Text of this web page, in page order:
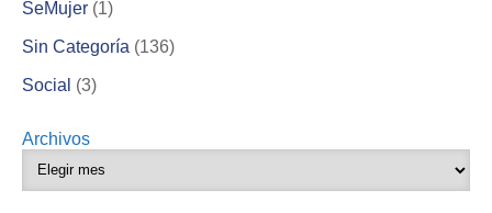
SeMujer (1)
Sin Categoría (136)
Social (3)
Archivos